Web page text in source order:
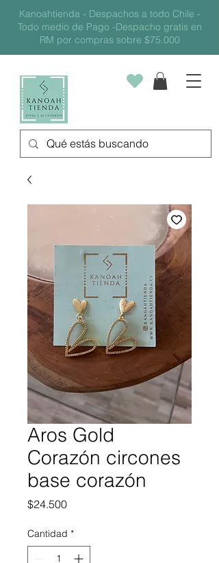
Kanoahtienda - Despachos a todo Chile -
Todo medio de Pago -Despacho gratis en
RM por compras sobre $75.000
Aros Gold
Corazón circones
base corazón
$24.500Precio
Cantidad *